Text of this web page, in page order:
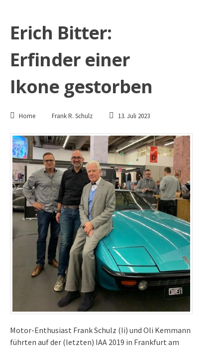
Erich Bitter:
Erfinder einer
Ikone gestorben
Home Frank R. Schulz 13. Juli 2023
Motor-Enthusiast Frank Schulz (li) und Oli Kemmann
führten auf der (letzten) IAA 2019 in Frankfurt am